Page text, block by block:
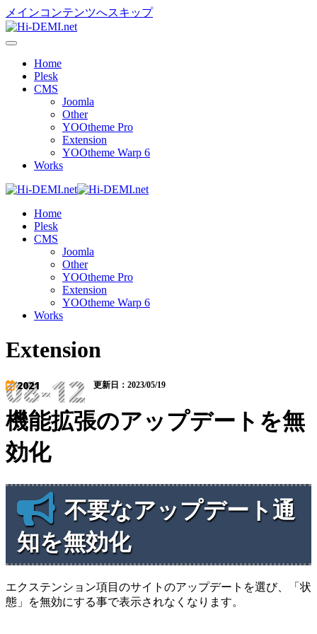
メインコンテンツへスキップ
Home
Plesk
CMS
Joomla
Other
YOOtheme Pro
Extension
YOOtheme Warp 6
Works
Home
Plesk
CMS
Joomla
Other
YOOtheme Pro
Extension
YOOtheme Warp 6
Works
Extension
2021
08-12 更新日：2023/05/19
機能拡張のアップデートを無
効化
不要なアップデート通
知を無効化
エクステンション項目のサイトのアップデートを選び、「状
態」を無効にする事で表示されなくなります。